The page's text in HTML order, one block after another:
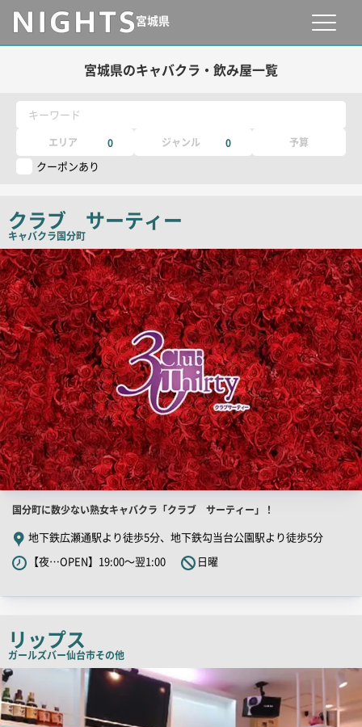
宮城県
宮城県のキャバクラ・飲み屋一覧
キーワード
エリア 0 ジャンル 0 予算
クーポンあり
クラブ サーティー
キャバクラ国分町
店
舗
PR
画
像
店
舗
PR
キ
コ
ピ
国分町に数少ない熟女キャバクラ「クラブ サーティー」！
地下鉄広瀬通駅より徒歩5分、地下鉄勾当台公園駅より徒歩5分
【夜…OPEN】19:00～翌1:00
日曜
リップス
ガールズバー仙台市その他
店
舗
PR
画
像